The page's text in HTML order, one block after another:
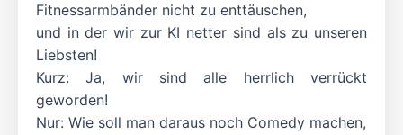
Fitnessarmbänder nicht zu enttäuschen,
und in der wir zur KI netter sind als zu unseren
Liebsten!
Kurz: Ja, wir sind alle herrlich verrückt
geworden!
Nur: Wie soll man daraus noch Comedy machen,